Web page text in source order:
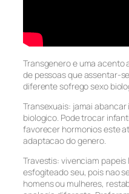
Transgenero e uma acento
de pessoas que assentar-
diferente sofrego sexo
Transexuais: jamai
biologico. Pode trocar
favorecer hormonios este
adaptacao do genero.
Travestis: vivenciam
esfogiteado seu, pois nao
homens ou mulheres,